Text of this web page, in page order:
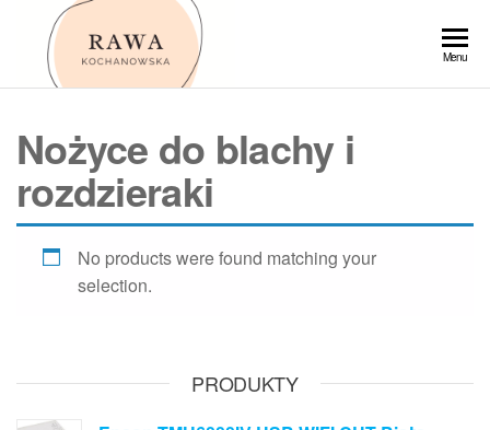
Przejdź
Menu
Nożyce do blachy i
rozdzieraki
No products were found matching your
selection.
PRODUKTY